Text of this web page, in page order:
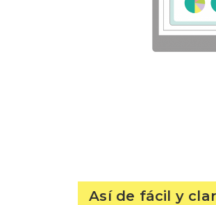
Así de fácil y